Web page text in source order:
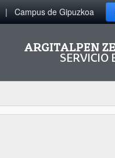
Campus de Gipuzkoa